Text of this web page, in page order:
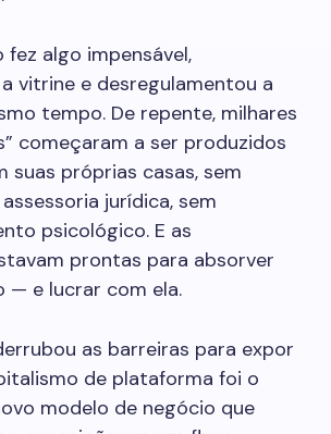
algo impensável,
vitrine e desregulamentou a
tempo. De repente, milhares
começaram a ser produzidos
suas próprias casas, sem
jurídica, sem
psicológico. E as
prontas para absorver
— e lucrar com ela.
as barreiras para expor
de plataforma foi o
modelo de negócio que